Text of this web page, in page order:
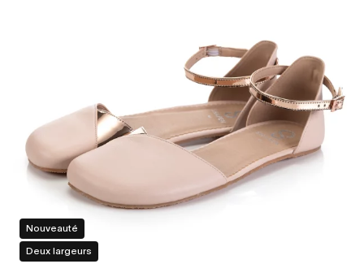
Nouveauté
Deux largeurs